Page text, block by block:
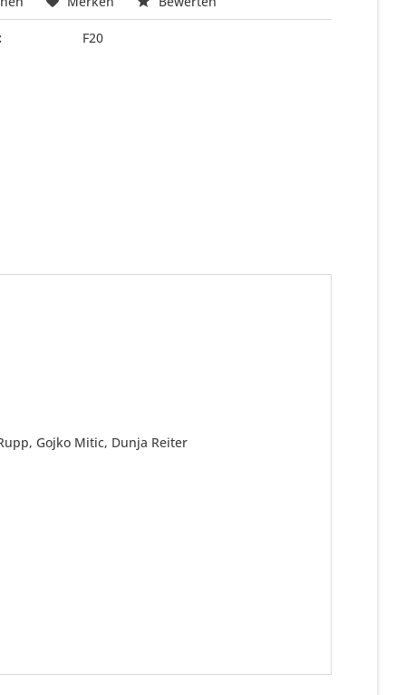
F20
Gojko Mitic, Dunja Reiter